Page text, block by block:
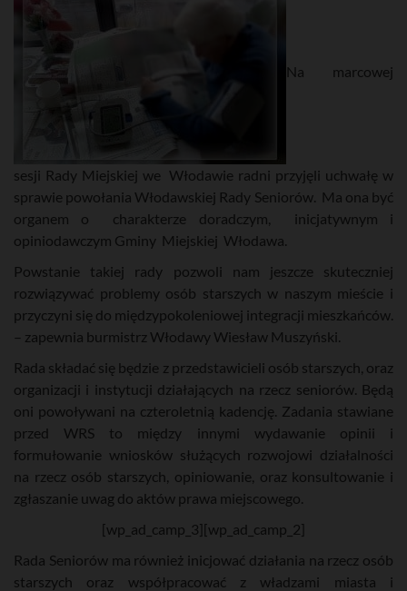
Na marcowej
sesji Rady Miejskiej we Włodawie radni przyjęli uchwałę w
sprawie powołania Włodawskiej Rady Seniorów. Ma ona być
organem o charakterze doradczym, inicjatywnym i
opiniodawczym Gminy Miejskiej Włodawa.
Powstanie takiej rady pozwoli nam jeszcze skuteczniej
rozwiązywać problemy osób starszych w naszym mieście i
przyczyni się do międzypokoleniowej integracji mieszkańców.
– zapewnia burmistrz Włodawy Wiesław Muszyński.
Rada składać się będzie z przedstawicieli osób starszych, oraz
organizacji i instytucji działających na rzecz seniorów. Będą
oni powoływani na czteroletnią kadencję. Zadania stawiane
przed WRS to między innymi wydawanie opinii i
formułowanie wniosków służących rozwojowi działalności
na rzecz osób starszych, opiniowanie, oraz konsultowanie i
zgłaszanie uwag do aktów prawa miejscowego.
[wp_ad_camp_3][wp_ad_camp_2]
Rada Seniorów ma również inicjować działania na rzecz osób
starszych oraz współpracować z władzami miasta i